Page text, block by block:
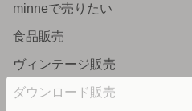
minneで売りたい
食品販売
ヴィンテージ販売
ダウンロード販売